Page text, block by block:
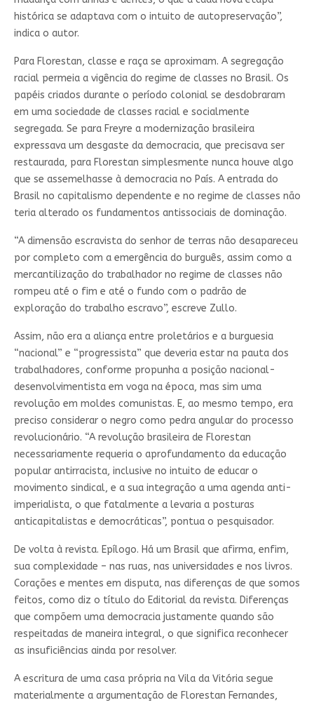
histórica se adaptava com o intuito de autopreservação”,
indica o autor.
Para Florestan, classe e raça se aproximam. A segregação
racial permeia a vigência do regime de classes no Brasil. Os
papéis criados durante o período colonial se desdobraram
em uma sociedade de classes racial e socialmente
segregada. Se para Freyre a modernização brasileira
expressava um desgaste da democracia, que precisava ser
restaurada, para Florestan simplesmente nunca houve algo
que se assemelhasse à democracia no País. A entrada do
Brasil no capitalismo dependente e no regime de classes não
teria alterado os fundamentos antissociais de dominação.
“A dimensão escravista do senhor de terras não desapareceu
por completo com a emergência do burguês, assim como a
mercantilização do trabalhador no regime de classes não
rompeu até o fim e até o fundo com o padrão de
exploração do trabalho escravo”, escreve Zullo.
Assim, não era a aliança entre proletários e a burguesia
“nacional” e “progressista” que deveria estar na pauta dos
trabalhadores, conforme propunha a posição nacional-
desenvolvimentista em voga na época, mas sim uma
revolução em moldes comunistas. E, ao mesmo tempo, era
preciso considerar o negro como pedra angular do processo
revolucionário. “A revolução brasileira de Florestan
necessariamente requeria o aprofundamento da educação
popular antirracista, inclusive no intuito de educar o
movimento sindical, e a sua integração a uma agenda anti-
imperialista, o que fatalmente a levaria a posturas
anticapitalistas e democráticas”, pontua o pesquisador.
De volta à revista. Epílogo. Há um Brasil que afirma, enfim,
sua complexidade – nas ruas, nas universidades e nos livros.
Corações e mentes em disputa, nas diferenças de que somos
feitos, como diz o título do Editorial da revista. Diferenças
que compõem uma democracia justamente quando são
respeitadas de maneira integral, o que significa reconhecer
as insuficiências ainda por resolver.
A escritura de uma casa própria na Vila da Vitória segue
materialmente a argumentação de Florestan Fernandes,